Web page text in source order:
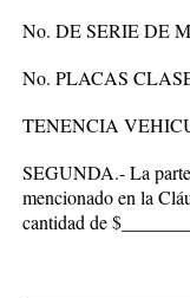
No. DE SERIE DE
No. PLACAS
TENENCIA
SEGUNDA.- La
mencionado en la
cantidad de